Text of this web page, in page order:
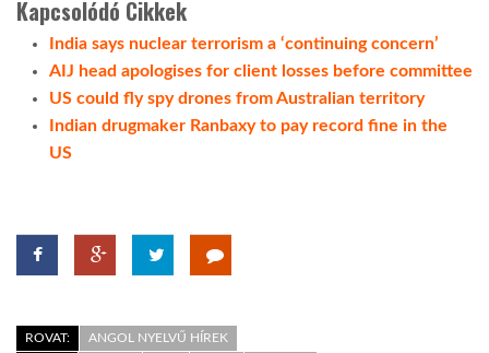
Kapcsolódó Cikkek
India says nuclear terrorism a ‘continuing concern’
AIJ head apologises for client losses before committee
US could fly spy drones from Australian territory
Indian drugmaker Ranbaxy to pay record fine in the
US
ROVAT:
ANGOL NYELVŰ HÍREK